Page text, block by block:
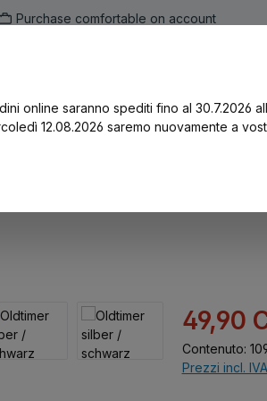
Purchase comfortable on account
Prezzo di
49,90
Contenuto:
Prezzi incl.
online saranno spediti fino al 30.7.2026
12.08.2026 saremo nuovamente a